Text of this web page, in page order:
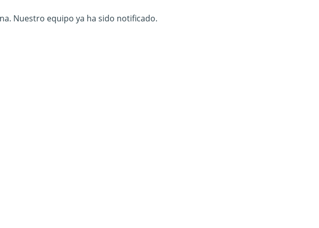
Nuestro equipo ya ha sido notificado.